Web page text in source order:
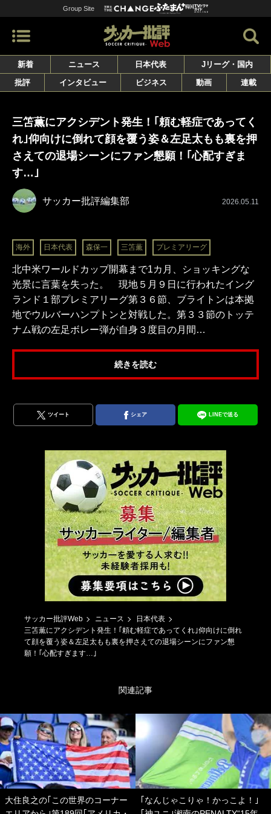
Group Site
新着 ニュース 日本代表
Jリーグ・国内
批評
インタビュー ビジネス 動画 連載
三笘薫にアクシデント発生！｢頼む軽症であってく
れ｣仰向けに倒れて顔を覆う姿＆左足太もも裏を押
さえての退場シーンにファン懇願！｢心配すぎま
す…｣
サッカー批評編集部 2026.05.11
海外 日本代表 森保一 三笘薫 プレミアリーグ
北中米ワールドカップ開幕まで1カ月、ショッキングな
光景に言葉を失った。 現地５月９日に行われたイング
ランド１部プレミアリーグ第３６節、ブライトンは本拠
地でウルバーハンプトンと対戦した。第３３節のトッテ
ナム戦の左足ボレー弾が自身３度目の月間…
続きを読む
ツイート シェア LINEで送る
サッカー批評Web ニュース
日本代表
三笘薫にアクシデント発生！｢頼む軽症であってくれ｣仰向けに倒れ
て顔を覆う姿＆左足太もも裏を押さえての退場シーンにファン懇
願！｢心配すぎます…｣
関連記事
大住良之の｢この世界のコーナー
｢なんじゃこりゃ！かっこよ！｣